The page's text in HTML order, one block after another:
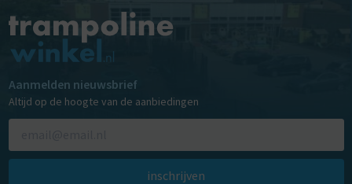
Aanmelden nieuwsbrief
Altijd op de hoogte van de aanbiedingen
inschrijven